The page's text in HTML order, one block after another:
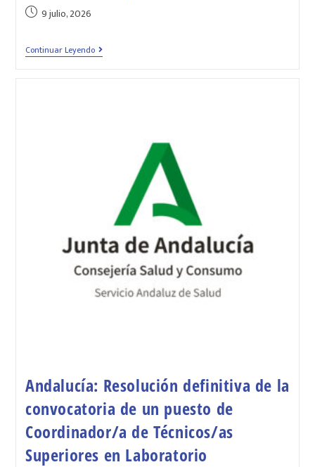
9 julio, 2026
Continuar Leyendo
Andalucía: Resolución definitiva de la
convocatoria de un puesto de
Coordinador/a de Técnicos/as
Superiores en Laboratorio